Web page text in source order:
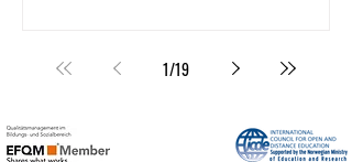
1/19